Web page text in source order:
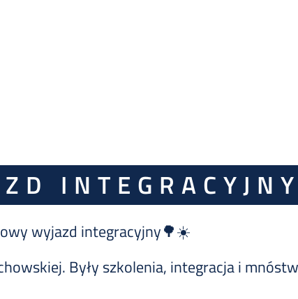
wyjazd integracyjny🌳☀️
Były szkolenia, integracja i